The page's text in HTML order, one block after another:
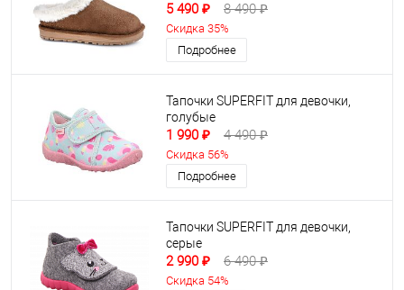
5 490 ₽ 8 490 ₽
Скидка 35%
Подробнее
Тапочки SUPERFIT для девочки,
голубые
1 990 ₽ 4 490 ₽
Скидка 56%
Подробнее
Тапочки SUPERFIT для девочки,
серые
2 990 ₽ 6 490 ₽
Скидка 54%